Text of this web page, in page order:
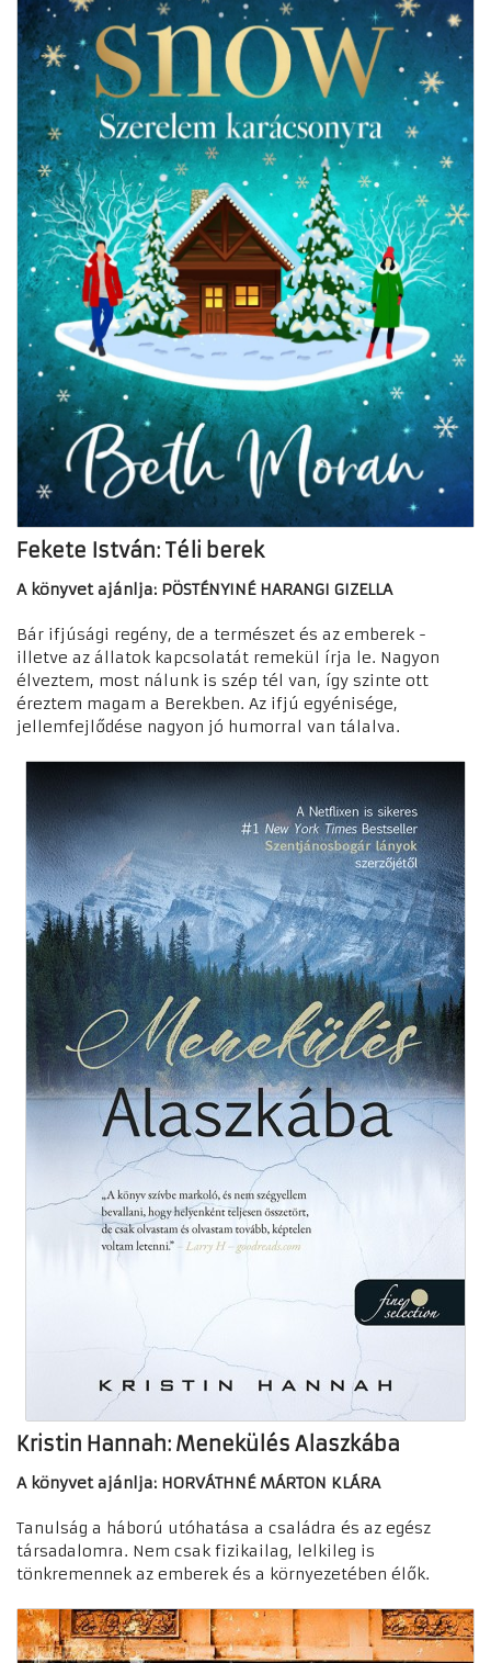
Fekete István: Téli berek
A könyvet ajánlja: PÖSTÉNYINÉ HARANGI GIZELLA
Bár ifjúsági regény, de a természet és az emberek -
illetve az állatok kapcsolatát remekül írja le. Nagyon
élveztem, most nálunk is szép tél van, így szinte ott
éreztem magam a Berekben. Az ifjú egyénisége,
jellemfejlődése nagyon jó humorral van tálalva.
Kristin Hannah: Menekülés Alaszkába
A könyvet ajánlja: HORVÁTHNÉ MÁRTON KLÁRA
Tanulság a háború utóhatása a családra és az egész
társadalomra. Nem csak fizikailag, lelkileg is
tönkremennek az emberek és a környezetében élők.